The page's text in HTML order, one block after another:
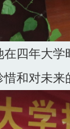
四年大
和对未来